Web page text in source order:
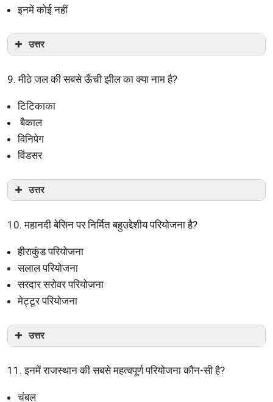
इनमें कोई नहीं
उत्तर
9. मीठे जल की सबसे ऊँची झील का क्या नाम है?
टिटिकाका
बैकाल
विनिपेग
विंडसर
उत्तर
10. महानदी बेसिन पर निर्मित बहुउद्देशीय परियोजना है?
हीराकुंड परियोजना
सलाल परियोजना
सरदार सरोवर परियोजना
मेट्टूर परियोजना
उत्तर
11. इनमें राजस्थान की सबसे महत्वपूर्ण परियोजना कौन-सी है?
चंबल